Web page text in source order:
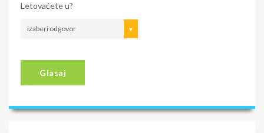
Letovaćete u?
izaberi odgovor
Glasaj